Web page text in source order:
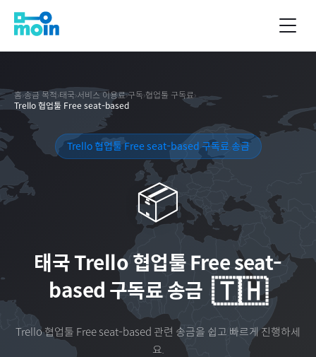
홈›송금 목적›태국›서비스 이용료›구독›협업툴 구독료›
Trello 협업툴 Free seat-based
Trello 협업툴 Free seat-based 구독료 송금
📦
태국Trello 협업툴 Free seat-
based 구독료 송금 🇹🇭
Trello 협업툴 Free seat-based 관련 송금을 쉽고 빠르게 진행하세
요.